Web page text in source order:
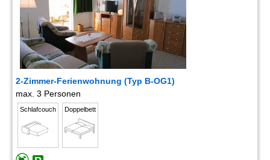
2-Zimmer-Ferienwohnung (Typ B-OG1)
max. 3 Personen
Schlafcouch Doppelbett